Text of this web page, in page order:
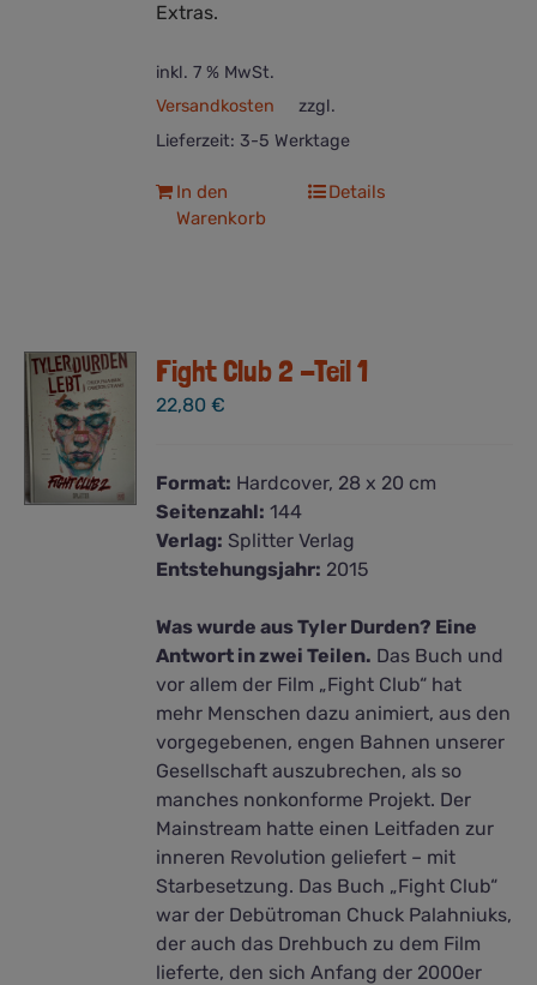
Extras.
inkl. 7 % MwSt.
zzgl.
Versandkosten
Lieferzeit: 3-5 Werktage
In den
Warenkorb
Details
Fight Club 2 -Teil 1
22,80€
Format: Hardcover, 28 x 20 cm
Seitenzahl: 144
Verlag: Splitter Verlag
Entstehungsjahr: 2015
Was wurde aus Tyler Durden? Eine
Antwort in zwei Teilen. Das Buch und
vor allem der Film „Fight Club“ hat
mehr Menschen dazu animiert, aus den
vorgegebenen, engen Bahnen unserer
Gesellschaft auszubrechen, als so
manches nonkonforme Projekt. Der
Mainstream hatte einen Leitfaden zur
inneren Revolution geliefert – mit
Starbesetzung. Das Buch „Fight Club“
war der Debütroman Chuck Palahniuks,
der auch das Drehbuch zu dem Film
lieferte, den sich Anfang der 2000er